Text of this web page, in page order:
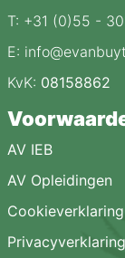
T: +31 (0)55 -
E:
KvK: 08158862
AV IEB
AV Opleidingen
Cookieverklaring
Privacyverklaring